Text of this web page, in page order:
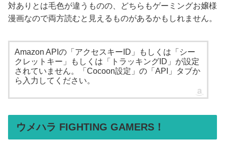
対ありとは毛色が違うものの、どちらもゲーミングお嬢様
漫画なので両方読むと見えるものがあるかもしれません。
Amazon APIの「アクセスキーID」もしくは「シー
クレットキー」もしくは「トラッキングID」が設定
されていません。「Cocoon設定」の「API」タブか
ら入力してください。
ウメハラ FIGHTING GAMERS！